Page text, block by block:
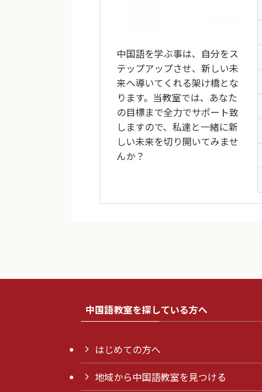
中国語を学ぶ事は、自分をス
テップアップさせ、新しい未
来へ導いてくれる架け橋とな
ります。当教室では、あなた
の目標まで全力でサポート致
しますので、私達と一緒に新
しい未来を切り開いてみませ
んか？
中国語教室を探している方へ
はじめての方へ
地域から中国語教室を見つける